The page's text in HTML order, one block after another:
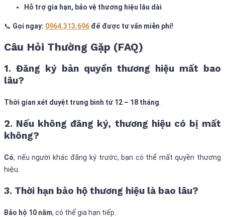
Hỗ trợ gia hạn, bảo vệ thương hiệu lâu dài
📞 Gọi ngay: 0964.313.696 để được tư vấn miễn phí!
Câu Hỏi Thường Gặp (FAQ)
1. Đăng ký bản quyền thương hiệu mất bao
lâu?
Thời gian xét duyệt trung bình từ 12 – 18 tháng
2. Nếu không đăng ký, thương hiệu có bị mất
không?
Có, nếu người khác đăng ký trước, bạn có thể mất quyền thương
hiệu.
3. Thời hạn bảo hộ thương hiệu là bao lâu?
Bảo hộ 10 năm, có thể gia hạn tiếp.